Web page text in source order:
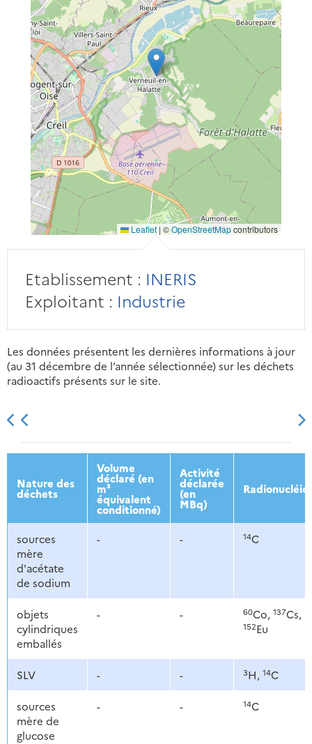
Leaflet | ©OpenStreetMapcontributors
Etablissement : INERIS
Exploitant : Industrie
Les données présentent les dernières informations à jour
(au 31 décembre de l’année sélectionnée) sur les déchets
radioactifs présents sur le site.
2013 2014 2015 2016
Nature des
déchets
Volume
déclaré (en
m³
équivalent
conditionné)
Activité
déclarée
(en
MBq)
sources
mère
d'acétate
de sodium
- - 14C
objets
cylindriques
emballés
- - 60Co, 137Cs,
152Eu
SLV - - 3H, 14C
sources
mère de
glucose
- - 14C